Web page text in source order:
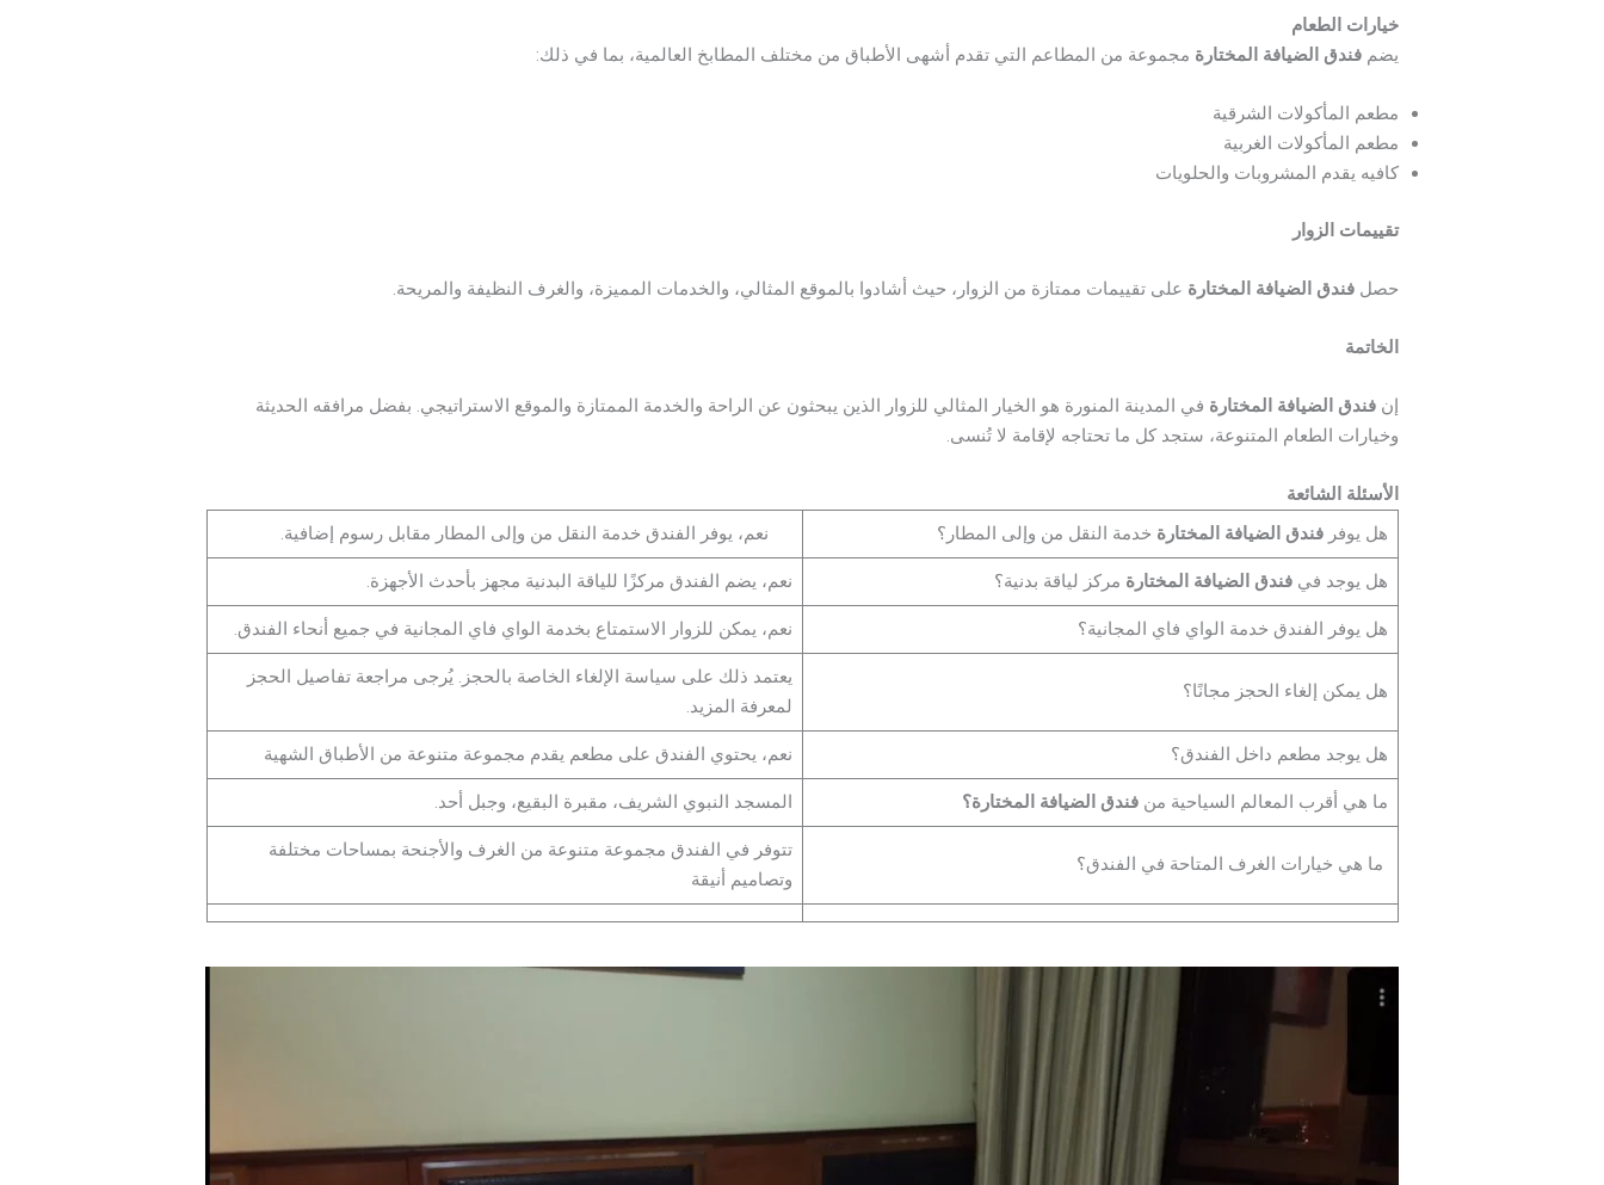
خيارات الطعام
يضمفندق الضيافة المختارة مجموعة من المطاعم التي تقدم أشهى الأطباق من مختلف المطابخ العالمية، بما في ذلك:
مطعم المأكولات الشرقية
مطعم المأكولات الغربية
كافيه يقدم المشروبات والحلويات
تقييمات الزوار
حصلفندق الضيافة المختارة على تقييمات ممتازة من الزوار، حيث أشادوا بالموقع المثالي، والخدمات المميزة، والغرف النظيفة والمريحة.
الخاتمة
إنفندق الضيافة المختارة في المدينة المنورة هو الخيار المثالي للزوار الذين يبحثون عن الراحة والخدمة الممتازة والموقع الاستراتيجي. بفضل مرافقه الحديثة
وخيارات الطعام المتنوعة، ستجد كل ما تحتاجه لإقامة لا تُنسى.
الأسئلة الشائعة
هل يوفر فندق الضيافة المختارة خدمة النقل من وإلى المطار؟ نعم، يوفر الفندق خدمة النقل من وإلى المطار مقابل رسوم إضافية.
هل يوجد في فندق الضيافة المختارة مركز لياقة بدنية؟ نعم، يضم الفندق مركزًا للياقة البدنية مجهز بأحدث الأجهزة.
هل يوفر الفندق خدمة الواي فاي المجانية؟ نعم، يمكن للزوار الاستمتاع بخدمة الواي فاي المجانية في جميع أنحاء الفندق.
هل يمكن إلغاء الحجز مجانًا؟
يعتمد ذلك على سياسة الإلغاء الخاصة بالحجز. يُرجى مراجعة تفاصيل الحجز
لمعرفة المزيد.
هل يوجد مطعم داخل الفندق؟ نعم، يحتوي الفندق على مطعم يقدم مجموعة متنوعة من الأطباق الشهية
ما هي أقرب المعالم السياحية من فندق الضيافة المختارة؟ المسجد النبوي الشريف، مقبرة البقيع، وجبل أحد.
ما هي خيارات الغرف المتاحة في الفندق؟
تتوفر في الفندق مجموعة متنوعة من الغرف والأجنحة بمساحات مختلفة
وتصاميم أنيقة